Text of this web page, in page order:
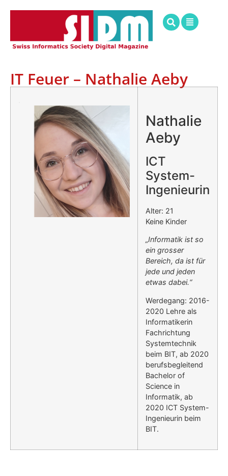
IT Feuer – Nathalie Aeby
Nathalie
Aeby
ICT
System-
Ingenieurin
Alter: 21
Keine Kinder
„Informatik ist so
ein grosser
Bereich, da ist für
jede und jeden
etwas dabei.“
Werdegang: 2016-
2020 Lehre als
Informatikerin
Fachrichtung
Systemtechnik
beim BIT, ab 2020
berufsbegleitend
Bachelor of
Science in
Informatik, ab
2020 ICT System-
Ingenieurin beim
BIT.